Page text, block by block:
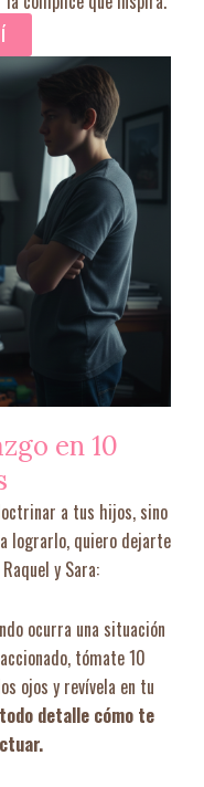
en 10
a tus hijos, sino
lograrlo, quiero dejarte
y Sara:
ocurra una situación
tómate 10
ojos y revívela en tu
detalle cómo te